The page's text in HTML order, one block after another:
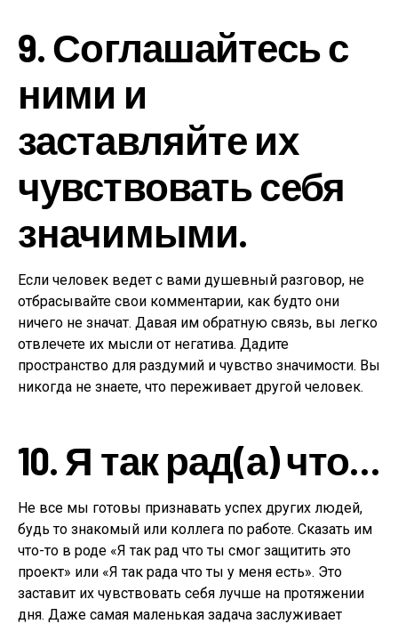
9. Соглашайтесь с
ними и
заставляйте их
чувствовать себя
значимыми.
Если человек ведет с вами душевный разговор, не
отбрасывайте свои комментарии, как будто они
ничего не значат. Давая им обратную связь, вы легко
отвлечете их мысли от негатива. Дадите
пространство для раздумий и чувство значимости. Вы
никогда не знаете, что переживает другой человек.
10. Я так рад(а) что…
Не все мы готовы признавать успех других людей,
будь то знакомый или коллега по работе. Сказать им
что-то в роде «Я так рад что ты смог защитить это
проект» или «Я так рада что ты у меня есть». Это
заставит их чувствовать себя лучше на протяжении
дня. Даже самая маленькая задача заслуживает